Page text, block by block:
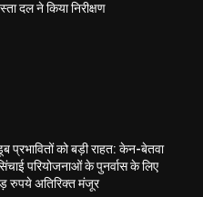
दल ने किया निरीक्षण
प्रभावितों को बड़ी राहत: केन-बेतवा
परियोजनाओं के पुनर्वास के लिए
रुपये अतिरिक्त मंजूर